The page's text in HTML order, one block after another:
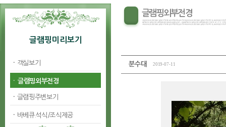
글램핑미리보기
ㆍ 객실보기
ㆍ 글램핑외부전경
ㆍ 글램핑주변보기
ㆍ 바베큐.석식/조식제공
글램핑외부전경
분수대 2019-07-11